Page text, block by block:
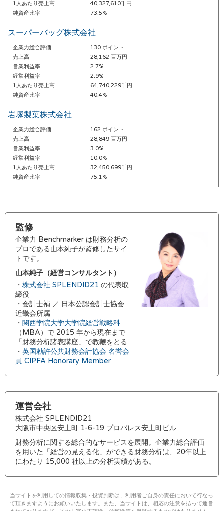
1人あたり売上高
40,327,610千円
純資産比率
73.5%
スーパーバッグ株式会社
企業力総合評価
130 ポイント
売上高
28,162 百万円
営業利益率
2.7%
経常利益率
2.9%
1人あたり売上高
64,740,229千円
純資産比率
40.4%
岩塚製菓株式会社
企業力総合評価
162 ポイント
売上高
28,849 百万円
営業利益率
3.0%
経常利益率
10.0%
1人あたり売上高
32,450,699千円
純資産比率
75.1%
監修
企業力 Benchmarker は財務分析の
プロである山本純子が監修したサイ
トです。
山本純子（経営コンサルタント）
・ 株式会社 SPLENDID21 の代表取
締役
・会計士補 ／ 日本公認会計士協会
近畿会所属
・ 関西学院大学大学院経営戦略科
（MBA）で 2015 年から現在まで
「財務分析諸表講座」で教鞭をとる
・ 英国勅許公共財務会計協会 名誉会
員 CIPFA Honorary Member
運営会社
株式会社 SPLENDID21
大阪市中央区安土町 1-6-19 プロパレス安土町ビル
財務分析に関する総合的なサービスを展開。企業力総合評価
を用いた「経営の見える化」ができる財務分析は、20年以上
にわたり 15,000 社以上の分析実績がある。
当サイトを利用しての情報収集・投資判断は、利用者ご自身の責任において行なっ
て頂きますようにお願いいたします。また、当サイトは、相応の注意を払って運営